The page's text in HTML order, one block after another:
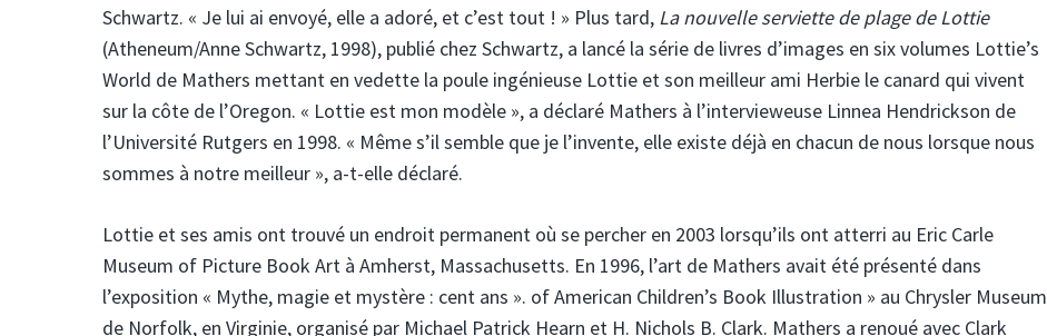
Schwartz. « Je lui ai envoyé, elle a adoré, et c’est tout ! » Plus tard, La nouvelle serviette de plage de Lottie
(Atheneum/Anne Schwartz, 1998), publié chez Schwartz, a lancé la série de livres d’images en six volumes Lottie’s
World de Mathers mettant en vedette la poule ingénieuse Lottie et son meilleur ami Herbie le canard qui vivent
sur la côte de l’Oregon. « Lottie est mon modèle », a déclaré Mathers à l’intervieweuse Linnea Hendrickson de
l’Université Rutgers en 1998. « Même s’il semble que je l’invente, elle existe déjà en chacun de nous lorsque nous
sommes à notre meilleur », a-t-elle déclaré.
Lottie et ses amis ont trouvé un endroit permanent où se percher en 2003 lorsqu’ils ont atterri au Eric Carle
Museum of Picture Book Art à Amherst, Massachusetts. En 1996, l’art de Mathers avait été présenté dans
l’exposition « Mythe, magie et mystère : cent ans ». of American Children’s Book Illustration » au Chrysler Museum
de Norfolk, en Virginie, organisé par Michael Patrick Hearn et H. Nichols B. Clark. Mathers a renoué avec Clark